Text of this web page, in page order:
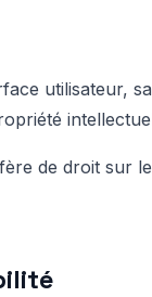
utilisateur,
de droit sur